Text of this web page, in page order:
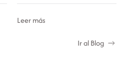
Leer más
Ir al Blog